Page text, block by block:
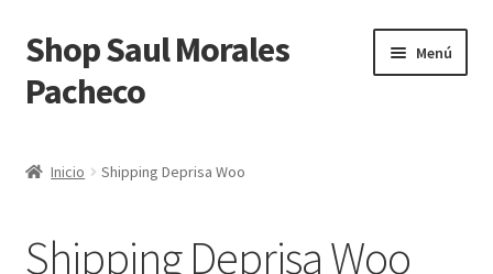
Ir
a
la
Ir
al
contenido
Shop Saul Morales
Pacheco
Menú
Carrito
Inicio Shipping Deprisa Woo
Shipping Deprisa Woo